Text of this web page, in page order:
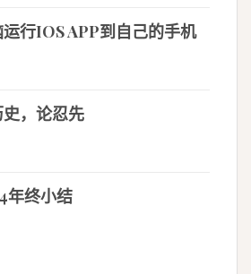
行IOS APP到自己的手机
，论忍先
年终小结